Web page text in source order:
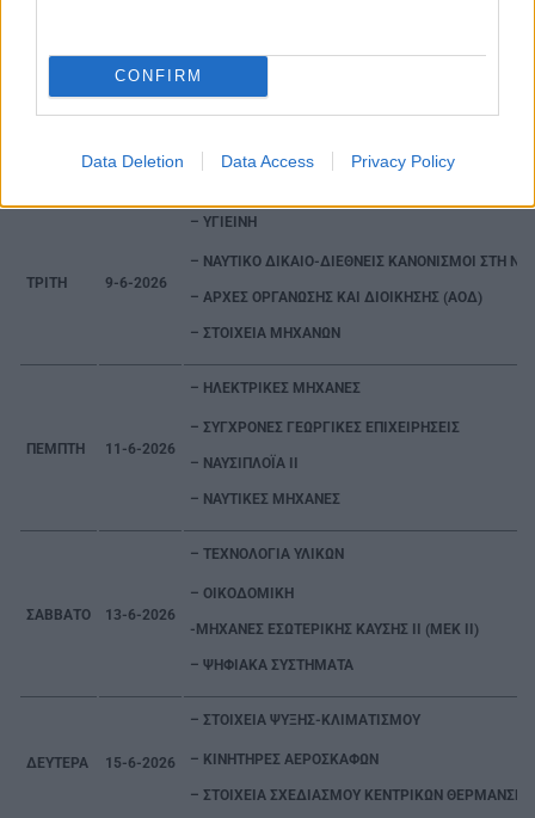
CONFIRM
Data Deletion Data Access Privacy Policy
ΣΑΒΒΑΤΟ 6-6-2026
– ΗΛΕΚΤΡΟΤΕΧΝΙΑ 2
– ΑΡΧΙΤΕΚΤΟΝΙΚΟ ΣΧΕΔΙΟ
– ΙΣΤΟΡΙΑ ΣΥΓΧΡΟΝΗΣ ΤΕΧΝΗΣ
ΤΡΙΤΗ 9-6-2026
– ΥΓΙΕΙΝΗ
– ΝΑΥΤΙΚΟ ΔΙΚΑΙΟ-ΔΙΕΘΝΕΙΣ
– ΑΡΧΕΣ ΟΡΓΑΝΩΣΗΣ ΚΑΙ ΔΙΟΙΚΗΣΗΣ (ΑΟΔ)
– ΣΤΟΙΧΕΙΑ ΜΗΧΑΝΩΝ
ΠΕΜΠΤΗ 11-6-2026
– ΗΛΕΚΤΡΙΚΕΣ ΜΗΧΑΝΕΣ
– ΣΥΓΧΡΟΝΕΣ ΓΕΩΡΓΙΚΕΣ ΕΠΙΧΕΙΡΗΣΕΙΣ
–
– ΝΑΥΤΙΚΕΣ ΜΗΧΑΝΕΣ
ΣΑΒΒΑΤΟ 13-6-2026
– ΤΕΧΝΟΛΟΓΙΑ ΥΛΙΚΩΝ
– ΟΙΚΟΔΟΜΙΚΗ
-ΜΗΧΑΝΕΣ ΕΣΩΤΕΡΙΚΗΣ ΚΑΥΣΗΣ II (ΜΕΚ ΙΙ)
– ΨΗΦΙΑΚΑ ΣΥΣΤΗΜΑΤΑ
ΔΕΥΤΕΡΑ 15-6-2026
– ΣΤΟΙΧΕΙΑ ΨΥΞΗΣ-
– ΚΙΝΗΤΗΡΕΣ
– ΣΤΟΙΧΕΙΑ ΣΧΕΔΙΑΣΜΟΥ ΚΕΝΤΡΙΚΩΝ